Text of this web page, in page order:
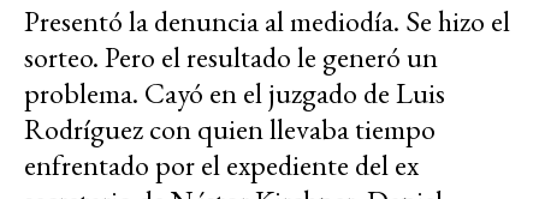
Presentó la denuncia al mediodía. Se hizo el
sorteo. Pero el resultado le generó un
problema. Cayó en el juzgado de Luis
Rodríguez con quien llevaba tiempo
enfrentado por el expediente del ex